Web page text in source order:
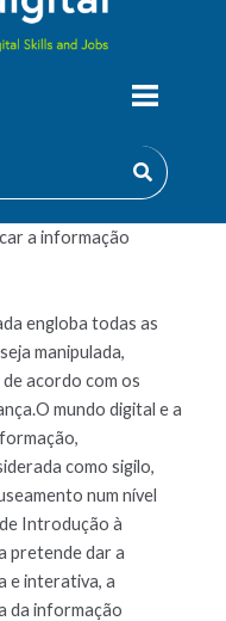
a informação
engloba todas as
manipulada,
acordo com os
mundo digital e a
como sigilo,
num nível
Introdução à
pretende dar a
e interativa, a
da informação